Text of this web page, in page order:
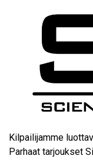
Kilpailijamme
Parhaat tarjoukset